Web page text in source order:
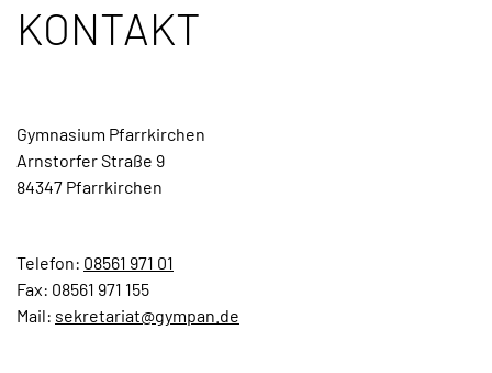
KONTAKT
Gymnasium Pfarrkirchen
Arnstorfer Straße 9
84347 Pfarrkirchen
Telefon: 08561 971 01
Fax: 08561 971 155
Mail: sekretariat@gympan.de